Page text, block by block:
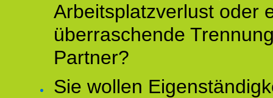
Arbeitsplatzverlust oder
überraschende
Partner?
Sie wollen